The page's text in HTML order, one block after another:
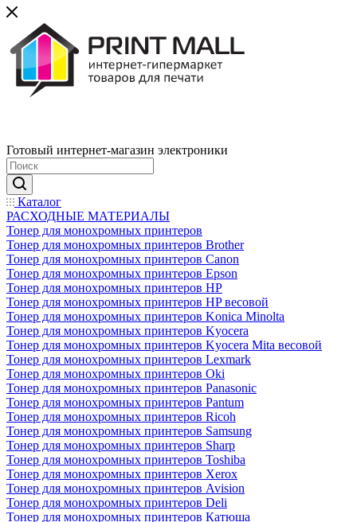
Готовый интернет-магазин электроники
Каталог
РАСХОДНЫЕ МАТЕРИАЛЫ
Тонер для монохромных принтеров
Тонер для монохромных принтеров Brother
Тонер для монохромных принтеров Canon
Тонер для монохромных принтеров Epson
Тонер для монохромных принтеров HP
Тонер для монохромных принтеров HP весовой
Тонер для монохромных принтеров Konica Minolta
Тонер для монохромных принтеров Kyocera
Тонер для монохромных принтеров Kyocera Mita весовой
Тонер для монохромных принтеров Lexmark
Тонер для монохромных принтеров Oki
Тонер для монохромных принтеров Panasonic
Тонер для монохромных принтеров Pantum
Тонер для монохромных принтеров Ricoh
Тонер для монохромных принтеров Samsung
Тонер для монохромных принтеров Sharp
Тонер для монохромных принтеров Toshiba
Тонер для монохромных принтеров Xerox
Тонер для монохромных принтеров Avision
Тонер для монохромных принтеров Deli
Тонер для монохромных принтеров Катюша